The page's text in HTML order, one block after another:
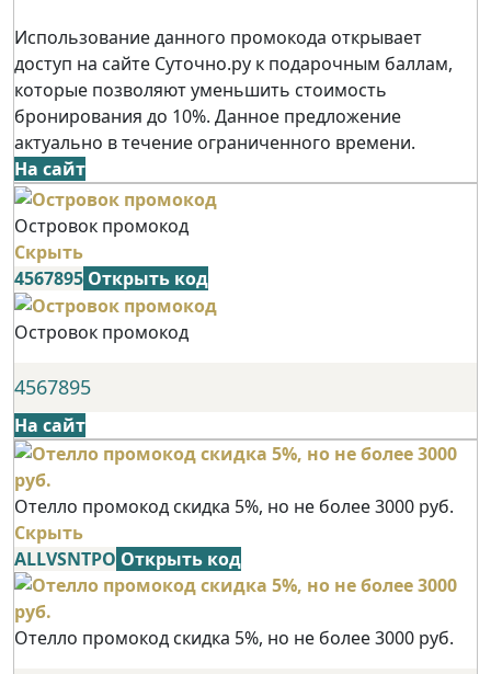
Использование данного промокода открывает
доступ на сайте Суточно.ру к подарочным баллам,
которые позволяют уменьшить стоимость
бронирования до 10%. Данное предложение
актуально в течение ограниченного времени.
На сайт
Островок промокод
Скрыть
4567895 Открыть код
Островок промокод
4567895
На сайт
Отелло промокод скидка 5%, но не более 3000 руб.
Скрыть
ALLVSNTPO Открыть код
Отелло промокод скидка 5%, но не более 3000 руб.